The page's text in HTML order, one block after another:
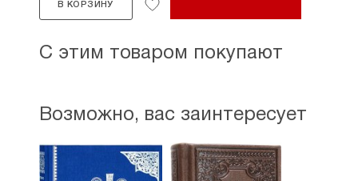
В КОРЗИНУ
С этим товаром покупают
Возможно, вас заинтересует